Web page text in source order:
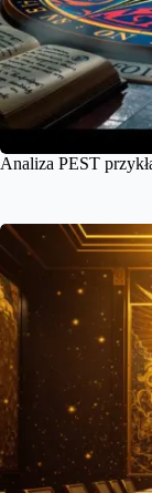
Analiza PEST